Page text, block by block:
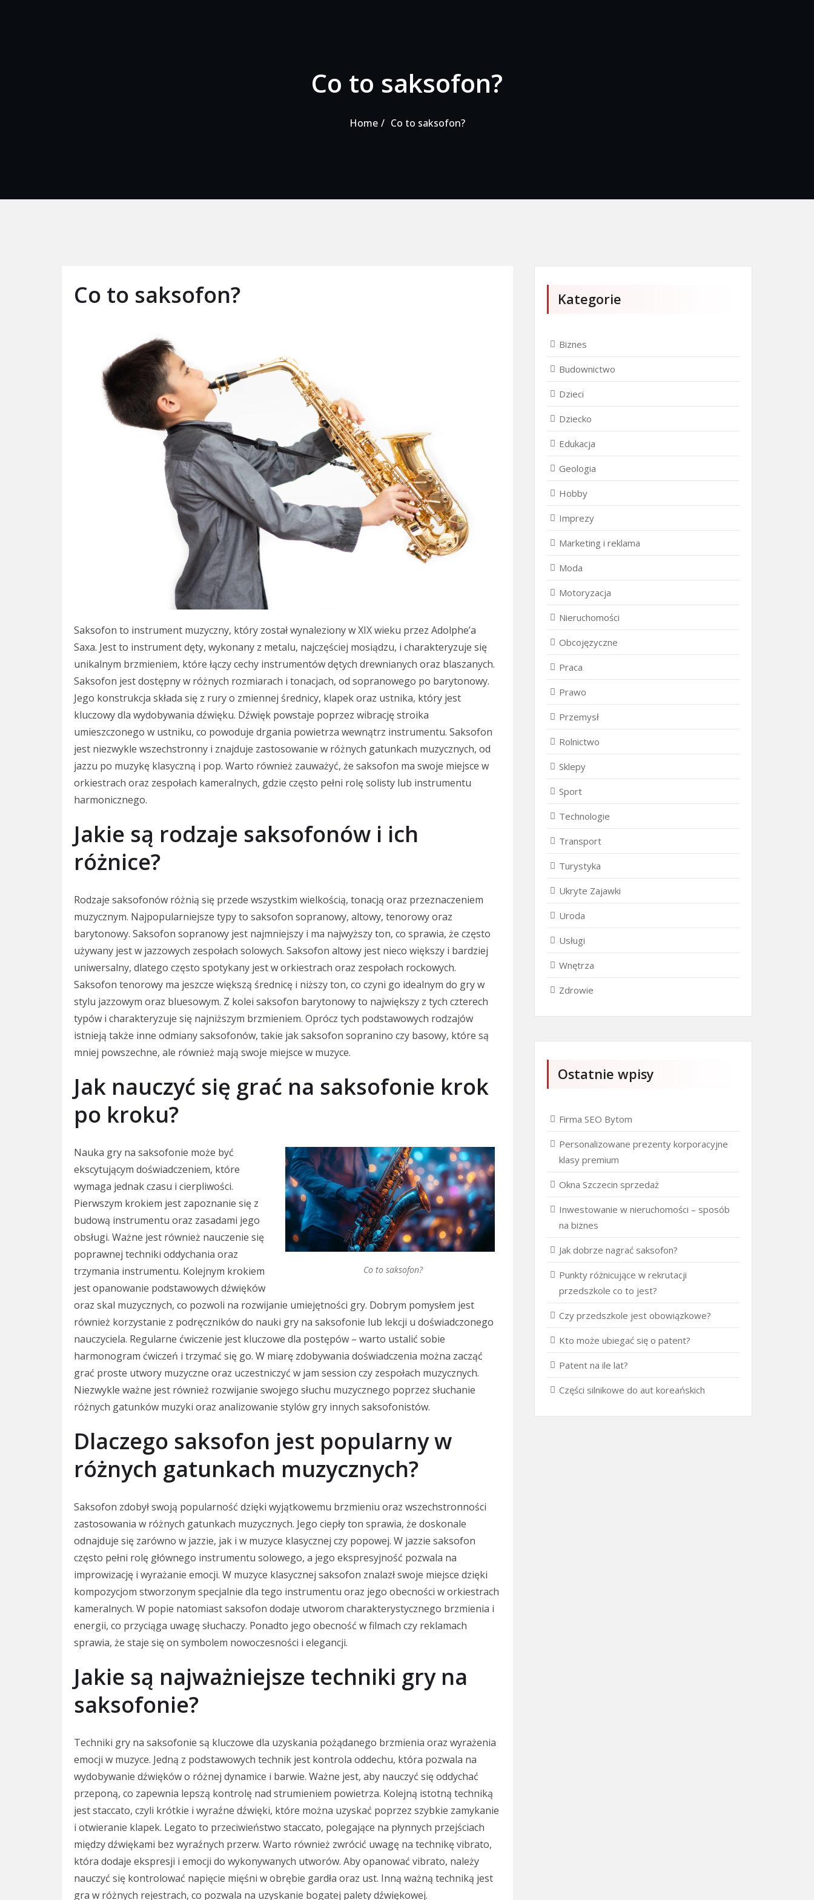
Co to saksofon?
Home Co to saksofon?
Co to saksofon?
Saksofon to instrument muzyczny, który został wynaleziony w XIX wieku przez Adolphe’a
Saxa. Jest to instrument dęty, wykonany z metalu, najczęściej mosiądzu, i charakteryzuje się
unikalnym brzmieniem, które łączy cechy instrumentów dętych drewnianych oraz blaszanych.
Saksofon jest dostępny w różnych rozmiarach i tonacjach, od sopranowego po barytonowy.
Jego konstrukcja składa się z rury o zmiennej średnicy, klapek oraz ustnika, który jest
kluczowy dla wydobywania dźwięku. Dźwięk powstaje poprzez wibrację stroika
umieszczonego w ustniku, co powoduje drgania powietrza wewnątrz instrumentu. Saksofon
jest niezwykle wszechstronny i znajduje zastosowanie w różnych gatunkach muzycznych, od
jazzu po muzykę klasyczną i pop. Warto również zauważyć, że saksofon ma swoje miejsce w
orkiestrach oraz zespołach kameralnych, gdzie często pełni rolę solisty lub instrumentu
harmonicznego.
Jakie są rodzaje saksofonów i ich
różnice?
Rodzaje saksofonów różnią się przede wszystkim wielkością, tonacją oraz przeznaczeniem
muzycznym. Najpopularniejsze typy to saksofon sopranowy, altowy, tenorowy oraz
barytonowy. Saksofon sopranowy jest najmniejszy i ma najwyższy ton, co sprawia, że często
używany jest w jazzowych zespołach solowych. Saksofon altowy jest nieco większy i bardziej
uniwersalny, dlatego często spotykany jest w orkiestrach oraz zespołach rockowych.
Saksofon tenorowy ma jeszcze większą średnicę i niższy ton, co czyni go idealnym do gry w
stylu jazzowym oraz bluesowym. Z kolei saksofon barytonowy to największy z tych czterech
typów i charakteryzuje się najniższym brzmieniem. Oprócz tych podstawowych rodzajów
istnieją także inne odmiany saksofonów, takie jak saksofon sopranino czy basowy, które są
mniej powszechne, ale również mają swoje miejsce w muzyce.
Jak nauczyć się grać na saksofonie krok
po kroku?
Co to saksofon?
Nauka gry na saksofonie może być
ekscytującym doświadczeniem, które
wymaga jednak czasu i cierpliwości.
Pierwszym krokiem jest zapoznanie się z
budową instrumentu oraz zasadami jego
obsługi. Ważne jest również nauczenie się
poprawnej techniki oddychania oraz
trzymania instrumentu. Kolejnym krokiem
jest opanowanie podstawowych dźwięków
oraz skal muzycznych, co pozwoli na rozwijanie umiejętności gry. Dobrym pomysłem jest
również korzystanie z podręczników do nauki gry na saksofonie lub lekcji u doświadczonego
nauczyciela. Regularne ćwiczenie jest kluczowe dla postępów – warto ustalić sobie
harmonogram ćwiczeń i trzymać się go. W miarę zdobywania doświadczenia można zacząć
grać proste utwory muzyczne oraz uczestniczyć w jam session czy zespołach muzycznych.
Niezwykle ważne jest również rozwijanie swojego słuchu muzycznego poprzez słuchanie
różnych gatunków muzyki oraz analizowanie stylów gry innych saksofonistów.
Dlaczego saksofon jest popularny w
różnych gatunkach muzycznych?
Saksofon zdobył swoją popularność dzięki wyjątkowemu brzmieniu oraz wszechstronności
zastosowania w różnych gatunkach muzycznych. Jego ciepły ton sprawia, że doskonale
odnajduje się zarówno w jazzie, jak i w muzyce klasycznej czy popowej. W jazzie saksofon
często pełni rolę głównego instrumentu solowego, a jego ekspresyjność pozwala na
improwizację i wyrażanie emocji. W muzyce klasycznej saksofon znalazł swoje miejsce dzięki
kompozycjom stworzonym specjalnie dla tego instrumentu oraz jego obecności w orkiestrach
kameralnych. W popie natomiast saksofon dodaje utworom charakterystycznego brzmienia i
energii, co przyciąga uwagę słuchaczy. Ponadto jego obecność w filmach czy reklamach
sprawia, że staje się on symbolem nowoczesności i elegancji.
Jakie są najważniejsze techniki gry na
saksofonie?
Techniki gry na saksofonie są kluczowe dla uzyskania pożądanego brzmienia oraz wyrażenia
emocji w muzyce. Jedną z podstawowych technik jest kontrola oddechu, która pozwala na
wydobywanie dźwięków o różnej dynamice i barwie. Ważne jest, aby nauczyć się oddychać
przeponą, co zapewnia lepszą kontrolę nad strumieniem powietrza. Kolejną istotną techniką
jest staccato, czyli krótkie i wyraźne dźwięki, które można uzyskać poprzez szybkie zamykanie
i otwieranie klapek. Legato to przeciwieństwo staccato, polegające na płynnych przejściach
między dźwiękami bez wyraźnych przerw. Warto również zwrócić uwagę na technikę vibrato,
która dodaje ekspresji i emocji do wykonywanych utworów. Aby opanować vibrato, należy
nauczyć się kontrolować napięcie mięśni w obrębie gardła oraz ust. Inną ważną techniką jest
gra w różnych rejestrach, co pozwala na uzyskanie bogatej palety dźwiękowej.
Kategorie
Biznes
Budownictwo
Dzieci
Dziecko
Edukacja
Geologia
Hobby
Imprezy
Marketing i reklama
Moda
Motoryzacja
Nieruchomości
Obcojęzyczne
Praca
Prawo
Przemysł
Rolnictwo
Sklepy
Sport
Technologie
Transport
Turystyka
Ukryte Zajawki
Uroda
Usługi
Wnętrza
Zdrowie
Ostatnie wpisy
Firma SEO Bytom
Personalizowane prezenty korporacyjne
klasy premium
Okna Szczecin sprzedaż
Inwestowanie w nieruchomości – sposób
na biznes
Jak dobrze nagrać saksofon?
Punkty różnicujące w rekrutacji
przedszkole co to jest?
Czy przedszkole jest obowiązkowe?
Kto może ubiegać się o patent?
Patent na ile lat?
Części silnikowe do aut koreańskich